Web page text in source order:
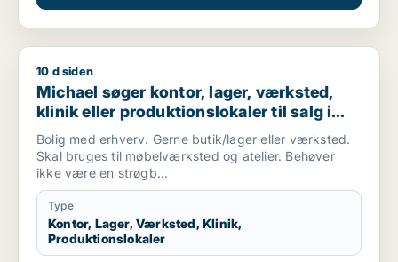
Michael søger kontor, lager, værksted, klinik eller
10 d siden
Michael søger kontor, lager, værksted,
klinik eller produktionslokaler til salg i
København, Kongens Lyngby eller
Gentofte m.fl.
Bolig med erhverv. Gerne butik/lager eller værksted.
Skal bruges til møbelværksted og atelier. Behøver
ikke være en strøgb...
Type
Kontor, Lager, Værksted, Klinik,
Produktionslokaler